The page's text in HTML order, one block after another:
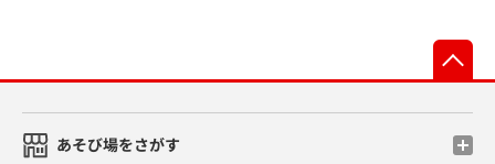
あそび場をさがす